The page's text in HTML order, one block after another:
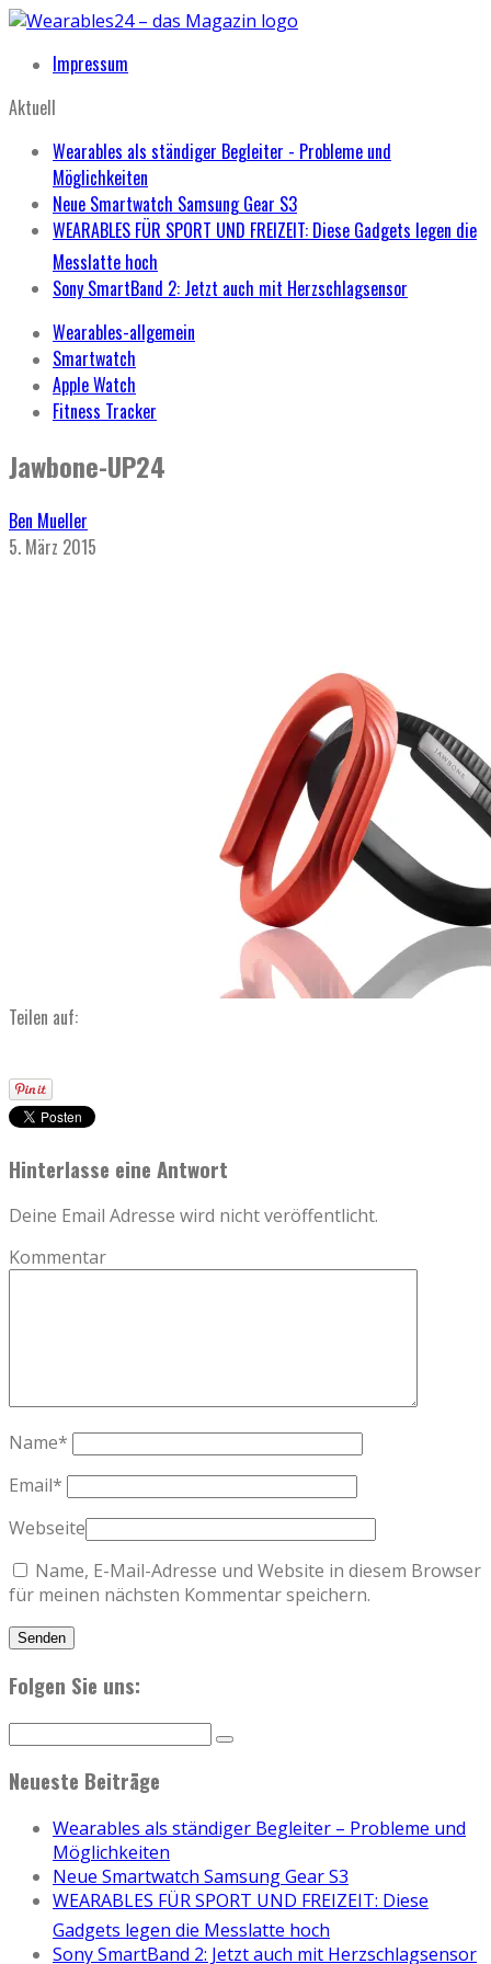
Impressum
Aktuell
Wearables als ständiger Begleiter - Probleme und
Möglichkeiten
Neue Smartwatch Samsung Gear S3
WEARABLES FÜR SPORT UND FREIZEIT: Diese Gadgets legen die
Messlatte hoch
Sony SmartBand 2: Jetzt auch mit Herzschlagsensor
Wearables-allgemein
Smartwatch
Apple Watch
Fitness Tracker
Jawbone-UP24
Ben Mueller
5. März 2015
Teilen auf:
Hinterlasse eine Antwort
Deine Email Adresse wird nicht veröffentlicht.
Kommentar
Name*
Email*
Webseite
Name, E-Mail-Adresse und Website in diesem Browser
für meinen nächsten Kommentar speichern.
Folgen Sie uns:
Neueste Beiträge
Wearables als ständiger Begleiter – Probleme und
Möglichkeiten
Neue Smartwatch Samsung Gear S3
WEARABLES FÜR SPORT UND FREIZEIT: Diese
Gadgets legen die Messlatte hoch
Sony SmartBand 2: Jetzt auch mit Herzschlagsensor